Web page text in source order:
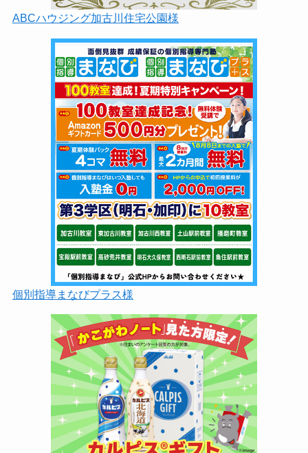
ABCハウジング加古川住宅公園様
個別指導まなびプラス様